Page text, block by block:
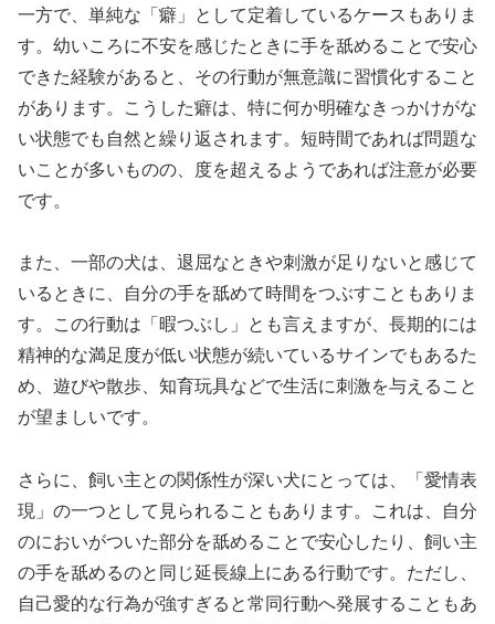
一方で、単純な「癖」として定着しているケースもありま
す。幼いころに不安を感じたときに手を舐めることで安心
できた経験があると、その行動が無意識に習慣化すること
があります。こうした癖は、特に何か明確なきっかけがな
い状態でも自然と繰り返されます。短時間であれば問題な
いことが多いものの、度を超えるようであれば注意が必要
です。
また、一部の犬は、退屈なときや刺激が足りないと感じて
いるときに、自分の手を舐めて時間をつぶすこともありま
す。この行動は「暇つぶし」とも言えますが、長期的には
精神的な満足度が低い状態が続いているサインでもあるた
め、遊びや散歩、知育玩具などで生活に刺激を与えること
が望ましいです。
さらに、飼い主との関係性が深い犬にとっては、「愛情表
現」の一つとして見られることもあります。これは、自分
のにおいがついた部分を舐めることで安心したり、飼い主
の手を舐めるのと同じ延長線上にある行動です。ただし、
自己愛的な行為が強すぎると常同行動へ発展することもあ